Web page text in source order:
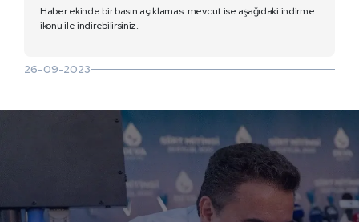
Haber ekinde bir basın açıklaması mevcut ise aşağıdaki indirme
ikonu ile indirebilirsiniz.
26-09-2023